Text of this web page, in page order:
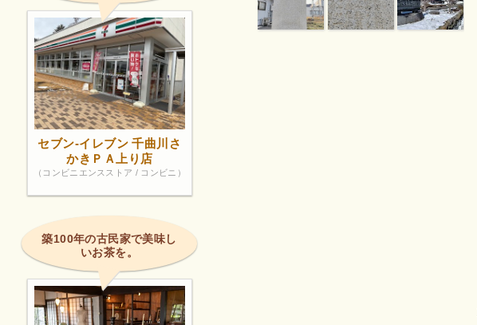
セブン-イレブン 千曲川さ
かきＰＡ上り店
（コンビニエンスストア / コンビニ）
築100年の古民家で美味し
いお茶を。